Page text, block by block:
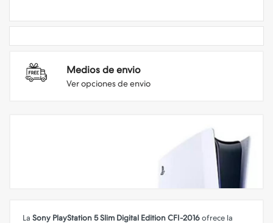
Medios de envio
Ver opciones de envio
La Sony PlayStation 5 Slim Digital Edition CFI-2016 ofrece la